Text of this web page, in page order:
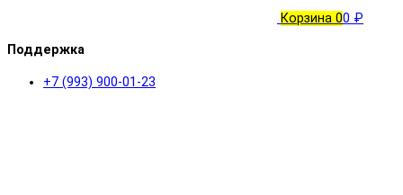
Корзина 00 ₽
Поддержка
+7 (993) 900-01-23